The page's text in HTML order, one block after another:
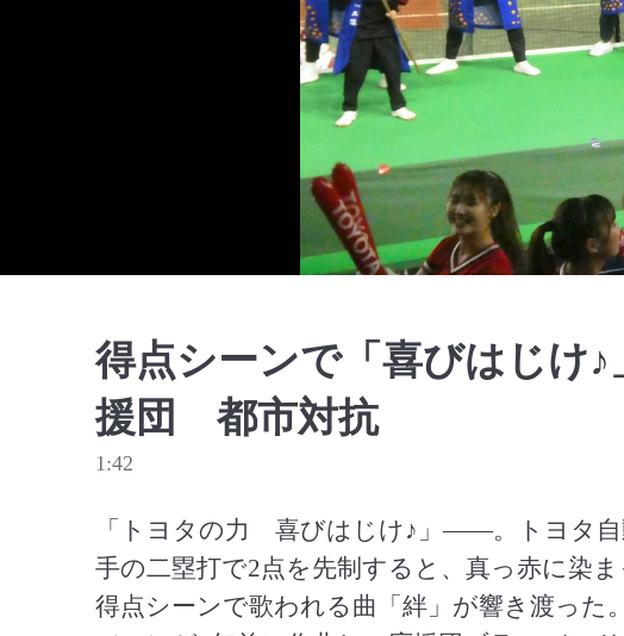
得点シーンで「喜びはじけ
援団 都市対抗
1:42
「トヨタの力　喜びはじけ♪」――。トヨタ
手の二塁打で2点を先制すると、真っ赤に染
得点シーンで歌われる曲「絆」が響き渡った